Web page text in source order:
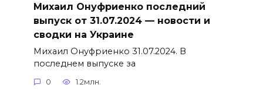
Михаил Онуфриенко последний
выпуск от 31.07.2024 — новости и
сводки на Украине
Михаил Онуфриенко 31.07.2024. В
последнем выпуске за
0 1.2млн.